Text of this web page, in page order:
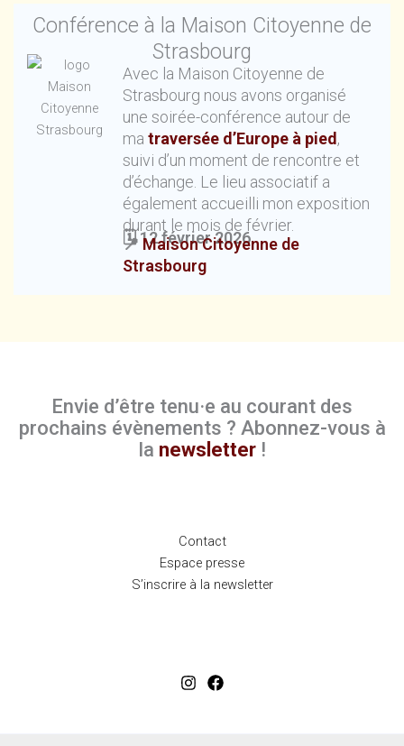
Conférence à la Maison Citoyenne de
Strasbourg
Avec la Maison Citoyenne de
Strasbourg nous avons organisé
une soirée-conférence autour de
ma traversée d’Europe à pied ,
suivi d’un moment de rencontre et
d’échange. Le lieu associatif a
également accueilli mon exposition
durant le mois de février.
🗓️12 février 2026
📍 Maison Citoyenne de
Strasbourg
Envie d’être tenu·e au courant des
prochains évènements ? Abonnez-vous à
la newsletter !
Contact
Espace presse
S’inscrire à la newsletter